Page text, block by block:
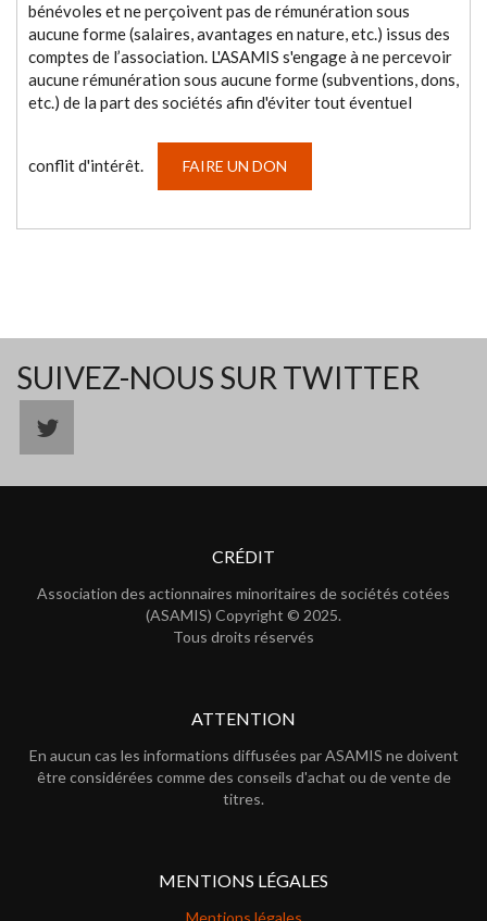
bénévoles et ne perçoivent pas de rémunération sous
aucune forme (salaires, avantages en nature, etc.) issus des
comptes de l’association. L'ASAMIS s'engage à ne percevoir
aucune rémunération sous aucune forme (subventions, dons,
etc.) de la part des sociétés afin d'éviter tout éventuel
conflit d'intérêt. FAIRE UN DON
SUIVEZ-NOUS SUR TWITTER
CRÉDIT
Association des actionnaires minoritaires de sociétés cotées
(ASAMIS) Copyright © 2025.
Tous droits réservés
ATTENTION
En aucun cas les informations diffusées par ASAMIS ne doivent
être considérées comme des conseils d'achat ou de vente de
titres.
MENTIONS LÉGALES
Mentions légales